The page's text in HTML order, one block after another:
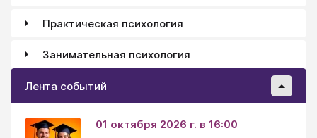
Практическая психология
Занимательная психология
Лента событий
01 октября 2026 г. в 16:00